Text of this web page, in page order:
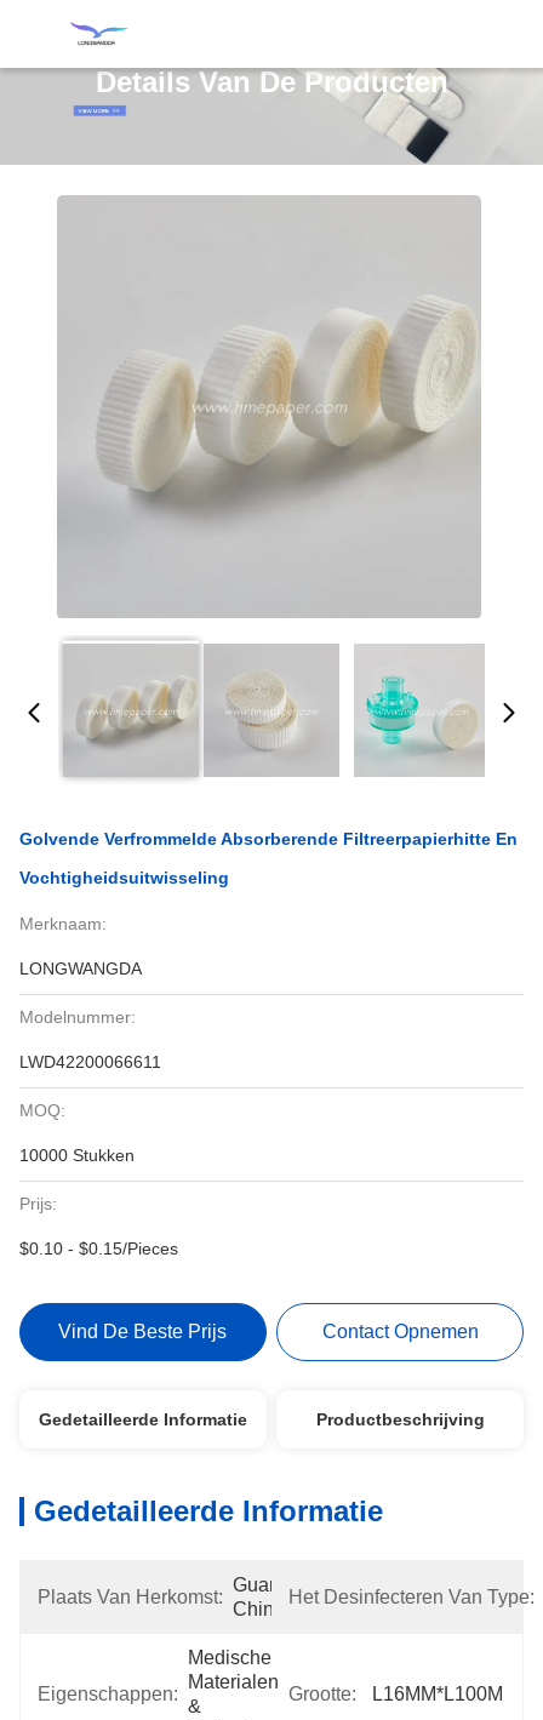
Details Van De Producten
Golvende Verfrommelde Absorberende Filtreerpapierhitte En
Vochtigheidsuitwisseling
Merknaam:
LONGWANGDA
Modelnummer:
LWD42200066611
MOQ:
10000 Stukken
Prijs:
$0.10 - $0.15/Pieces
Vind De Beste Prijs Contact Opnemen
Gedetailleerde Informatie Productbeschrijving
Gedetailleerde Informatie
Plaats Van Herkomst:
Guangdong,
China
Het Desinfecteren Van Type:
Eigenschappen:
Medische
Materialen
&
Grootte: L16MM*L100M